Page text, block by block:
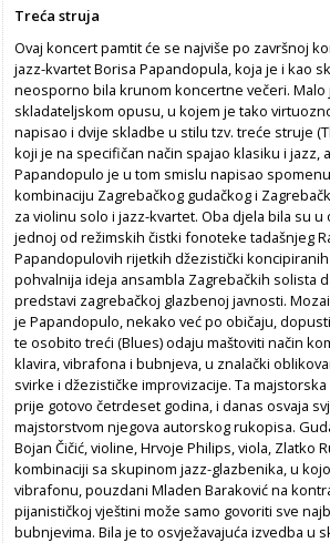
Treća struja
Ovaj koncert pamtit će se najviše po završnoj
jazz-kvartet Borisa Papandopula, koja je i kao
neosporno bila krunom koncertne večeri.
skladateljskom opusu, u kojem je tako
napisao i dvije skladbe u stilu tzv. treće struje
koji je na specifičan način spajao klasiku i
Papandopulo je u tom smislu napisao
kombinaciju Zagrebačkog gudačkog i
za violinu solo i jazz-kvartet. Oba djela bila su
jednoj od režimskih čistki fonoteke tadašnjeg
Papandopulovih rijetkih džezistički
pohvalnija ideja ansambla Zagrebačkih solista
predstavi zagrebačkoj glazbenoj javnosti.
je Papandopulo, nekako već po običaju,
te osobito treći (Blues) odaju maštoviti način
klavira, vibrafona i bubnjeva, u znalački
svirke i džezističke improvizacije. Ta
prije gotovo četrdeset godina, i danas osvaja
majstorstvom njegova autorskog rukopisa.
Bojan Čičić, violine, Hrvoje Philips, viola, Zlatko
kombinaciji sa skupinom jazz-glazbenika, u
vibrafonu, pouzdani Mladen Baraković na
pijanističkoj vještini može samo govoriti sve
bubnjevima. Bila je to osvježavajuća izvedba u